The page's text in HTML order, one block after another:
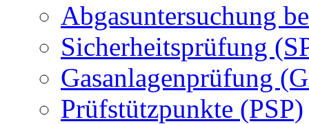
Abgasuntersuchung
Sicherheitsprüfung
Gasanlagenprüfung
Prüfstützpunkte (PSP)